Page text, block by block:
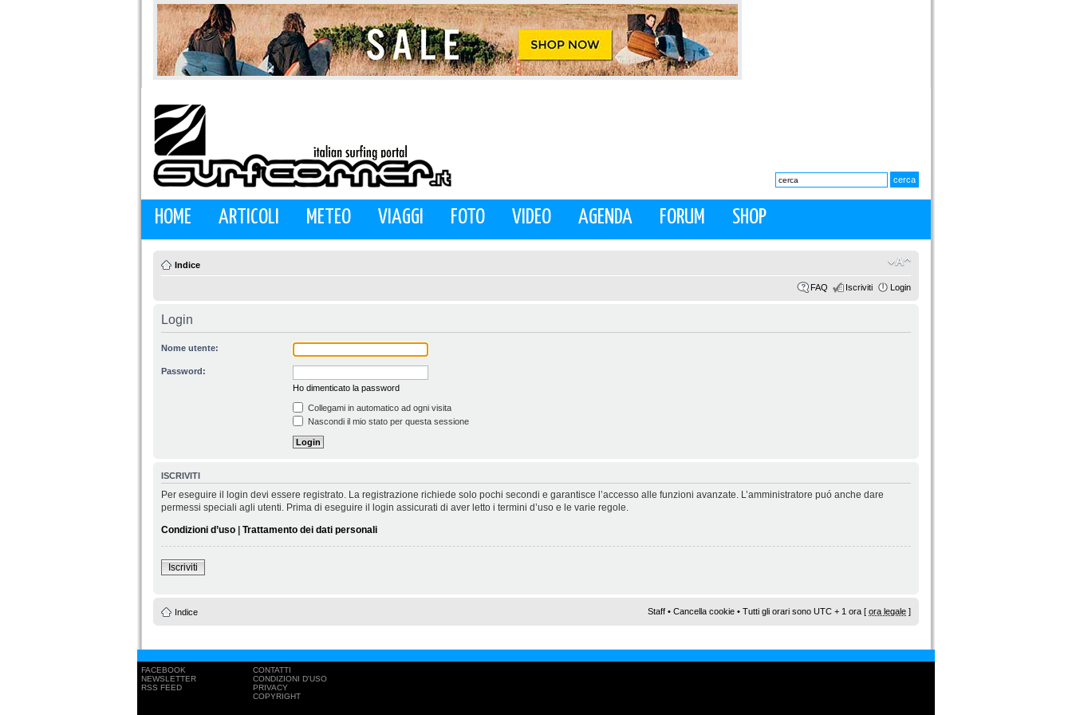
HOME ARTICOLI METEO VIAGGI FOTO VIDEO AGENDA FORUM SHOP
Indice
FAQ Iscriviti Login
Login
Nome utente:
Password:
Ho dimenticato la password
Collegami in automatico ad ogni visita
Nascondi il mio stato per questa sessione
ISCRIVITI
Per eseguire il login devi essere registrato. La registrazione richiede solo pochi secondi e garantisce l’accesso alle funzioni avanzate. L’amministratore puó anche dare
permessi speciali agli utenti. Prima di eseguire il login assicurati di aver letto i termini d’uso e le varie regole.
Condizioni d’uso | Trattamento dei dati personali
Iscriviti
Indice Staff • Cancella cookie • Tutti gli orari sono UTC + 1 ora [ ora legale ]
FACEBOOK
NEWSLETTER
RSS FEED
CONTATTI
CONDIZIONI D'USO
PRIVACY
COPYRIGHT